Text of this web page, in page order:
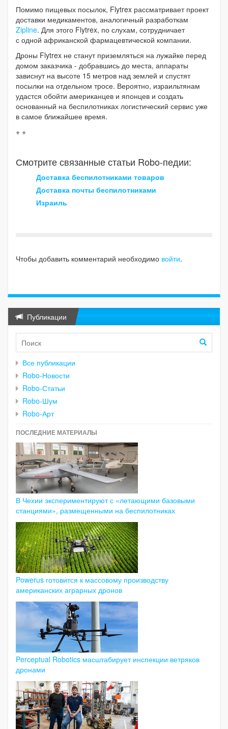
Помимо пищевых посылок, Flytrex рассматривает проект
доставки медикаментов, аналогичный разработкам
Zipline. Для этого Flytrex, по слухам, сотрудничает
с одной африканской фармацевтической компании.
Дроны Flytrex не станут приземляться на лужайке перед
домом заказчика - добравшись до места, аппараты
зависнут на высоте 15 метров над землей и спустят
посылки на отдельном тросе. Вероятно, израильтянам
удастся обойти американцев и японцев и создать
основанный на беспилотниках логистический сервис уже
в самое ближайшее время.
+ +
Смотрите связанные статьи Robo-педии:
Доставка беспилотниками товаров
Доставка почты беспилотниками
Израиль
Чтобы добавить комментарий необходимо войти.
Публикации
Все публикации
Robo-Новости
Robo-Статьи
Robo-Шум
Robo-Арт
ПОСЛЕДНИЕ МАТЕРИАЛЫ
В Чехии экспериментируют с «летающими базовыми
станциями», размещенными на беспилотниках
Powerus готовится к массовому производству
американских аграрных дронов
Perceptual Robotics масштабирует инспекции ветряков
дронами